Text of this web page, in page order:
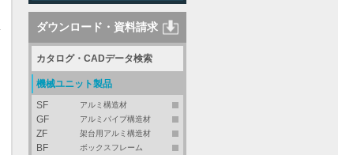
ダウンロード・資料請求
カタログ・CADデータ検索
機械ユニット製品
SF
アルミ構造材
GF アルミパイプ構造材
ZF 架台用アルミ構造材
BF ボックスフレーム